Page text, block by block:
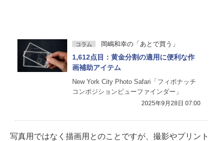
コラム 岡嶋和幸の「あとで買う」
1,612点目：黄金分割の適用に便利な作
画補助アイテム
New York City Photo Safari「フィボナッチ
コンポジションビューファインダー」
2025年9月28日 07:00
写真用ではなく描画用とのことですが、撮影やプリント